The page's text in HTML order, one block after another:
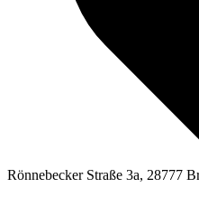
Rönnebecker Straße 3a, 28777